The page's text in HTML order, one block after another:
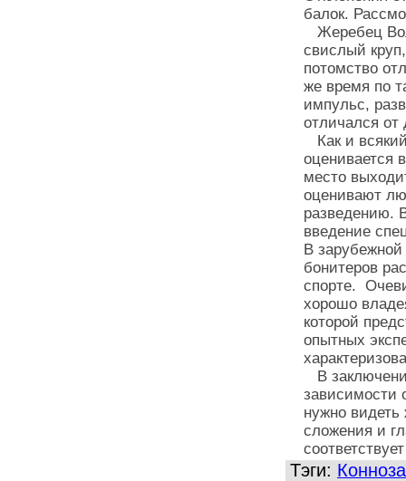
балок.
Жеребец
свислый
потомство
же время по
импульс,
отличался от
Как и
оценивается
место
оценивают
разведению.
введение
В зарубежной
бонитеров
спорте.
хорошо
которой
опытных
В
зависимости
нужно видеть
сложения и
Тэги: